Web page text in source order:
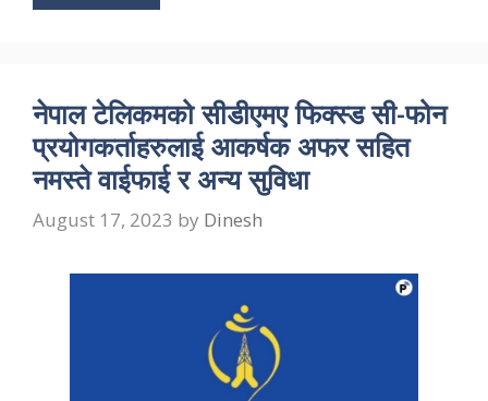
नेपाल टेलिकमको सीडीएमए फिक्स्ड सी-फोन
प्रयोगकर्ताहरुलाई आकर्षक अफर सहित
नमस्ते वाईफाई र अन्य सुविधा
August 17, 2023 by Dinesh